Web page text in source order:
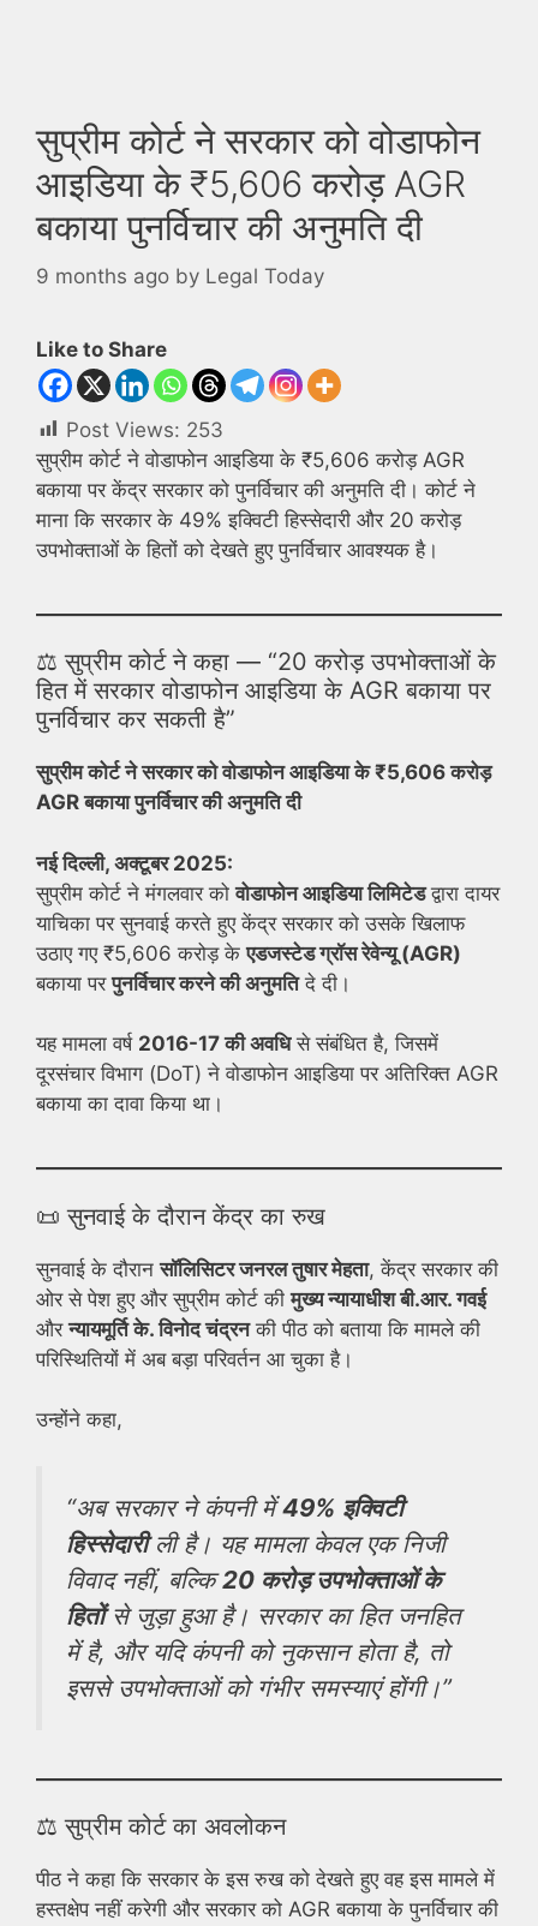
सुप्रीम कोर्ट ने सरकार को वोडाफोन
आइडिया के ₹5,606 करोड़ AGR
बकाया पुनर्विचार की अनुमति दी
9 months ago by Legal Today
Like to Share
Post Views: 253
सुप्रीम कोर्ट ने वोडाफोन आइडिया के ₹5,606 करोड़ AGR
बकाया पर केंद्र सरकार को पुनर्विचार की अनुमति दी। कोर्ट ने
माना कि सरकार के 49% इक्विटी हिस्सेदारी और 20 करोड़
उपभोक्ताओं के हितों को देखते हुए पुनर्विचार आवश्यक है।
⚖️ सुप्रीम कोर्ट ने कहा — “20 करोड़ उपभोक्ताओं के
हित में सरकार वोडाफोन आइडिया के AGR बकाया पर
पुनर्विचार कर सकती है”
सुप्रीम कोर्ट ने सरकार को वोडाफोन आइडिया के ₹5,606 करोड़
AGR बकाया पुनर्विचार की अनुमति दी
नई दिल्ली, अक्टूबर 2025:
सुप्रीम कोर्ट ने मंगलवार कोवोडाफोन आइडिया लिमिटेडद्वारा दायर
याचिका पर सुनवाई करते हुए केंद्र सरकार को उसके खिलाफ
उठाए गए ₹5,606 करोड़ केएडजस्टेड ग्रॉस रेवेन्यू (AGR)
बकाया परपुनर्विचार करने की अनुमतिदे दी।
यह मामला वर्ष 2016-17 की अवधिसे संबंधित है, जिसमें
दूरसंचार विभाग (DoT) ने वोडाफोन आइडिया पर अतिरिक्त AGR
बकाया का दावा किया था।
📜 सुनवाई के दौरान केंद्र का रुख
सुनवाई के दौरानसॉलिसिटर जनरल तुषार मेहता, केंद्र सरकार की
ओर से पेश हुए और सुप्रीम कोर्ट कीमुख्य न्यायाधीश बी.आर. गवई
औरन्यायमूर्ति के. विनोद चंद्रनकी पीठ को बताया कि मामले की
परिस्थितियों में अब बड़ा परिवर्तन आ चुका है।
उन्होंने कहा,
“अब सरकार ने कंपनी में49% इक्विटी
हिस्सेदारीली है। यह मामला केवल एक निजी
विवाद नहीं, बल्कि20 करोड़ उपभोक्ताओं के
हितोंसे जुड़ा हुआ है। सरकार का हित जनहित
में है, और यदि कंपनी को नुकसान होता है, तो
इससे उपभोक्ताओं को गंभीर समस्याएं होंगी।”
⚖️ सुप्रीम कोर्ट का अवलोकन
पीठ ने कहा कि सरकार के इस रुख को देखते हुए वह इस मामले में
हस्तक्षेप नहीं करेगी और सरकार को AGR बकाया के पुनर्विचार की